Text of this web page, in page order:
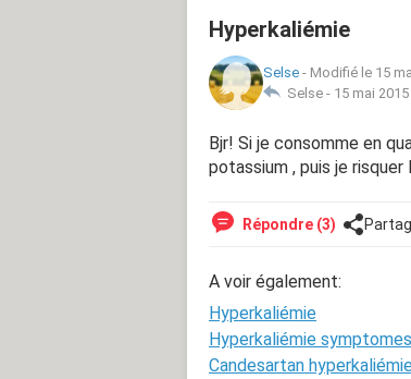
Hyperkaliémie
Selse - Modifié le 15
Selse - 15 mai
Bjr! Si je consomme en
potassium , puis je risquer
Répondre (3)
A voir également:
Hyperkaliémie
Hyperkaliémie symptomes
Candesartan